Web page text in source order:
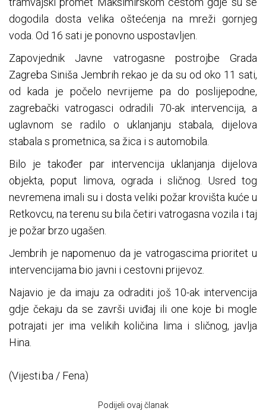
dogodila dosta velika oštećenja na mreži gornjeg
voda. Od 16 sati je ponovno uspostavljen.
Zapovjednik Javne vatrogasne postrojbe Grada
Zagreba Siniša Jembrih rekao je da su od oko 11 sati,
od kada je počelo nevrijeme pa do poslijepodne,
zagrebački vatrogasci odradili 70-ak intervencija, a
uglavnom se radilo o uklanjanju stabala, dijelova
stabala s prometnica, sa žica i s automobila.
Bilo je također par intervencija uklanjanja dijelova
objekta, poput limova, ograda i sličnog. Usred tog
nevremena imali su i dosta veliki požar krovišta kuće u
Retkovcu, na terenu su bila četiri vatrogasna vozila i taj
je požar brzo ugašen.
Jembrih je napomenuo da je vatrogascima prioritet u
intervencijama bio javni i cestovni prijevoz.
Najavio je da imaju za odraditi još 10-ak intervencija
gdje čekaju da se završi uviđaj ili one koje bi mogle
potrajati jer ima velikih količina lima i sličnog, javlja
Hina.
(Vijesti.ba / Fena)
Podijeli ovaj članak